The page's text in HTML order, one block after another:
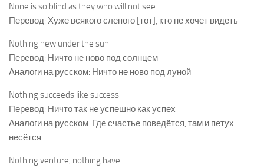
None is so blind as they who will not see
Перевод: Хуже всякого слепого [тот], кто не хочет видеть
Nothing new under the sun
Перевод: Ничто не ново под солнцем
Аналоги на русском: Ничто не ново под луной
Nothing succeeds like success
Перевод: Ничто так не успешно как успех
Аналоги на русском: Где счастье поведётся, там и петух
несётся
Nothing venture, nothing have